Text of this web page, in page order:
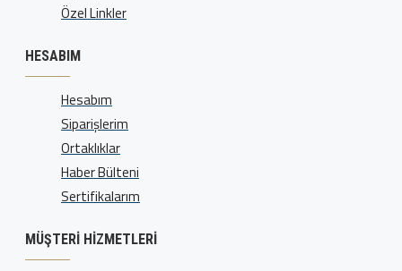
Özel Linkler
HESABIM
Hesabım
Siparişlerim
Ortaklıklar
Haber Bülteni
Sertifikalarım
MÜŞTERI HIZMETLERI